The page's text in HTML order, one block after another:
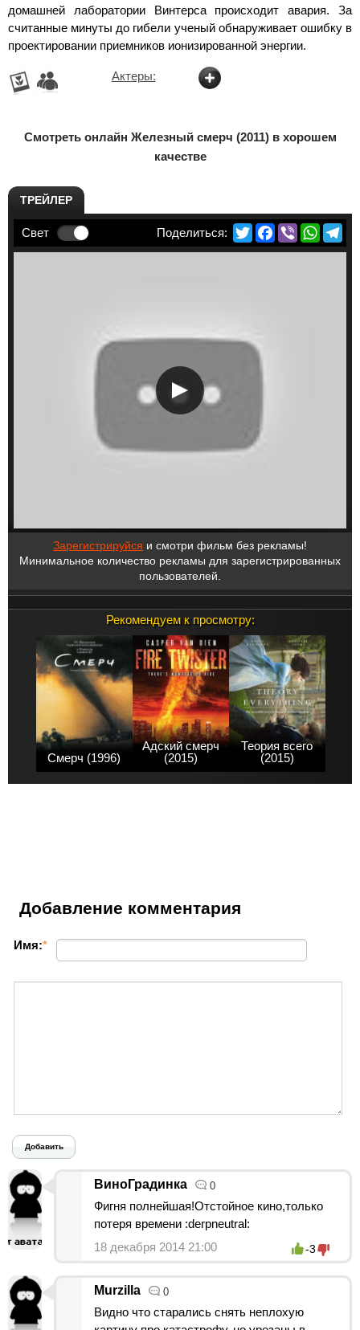
домашней лаборатории Винтерса происходит авария. За
считанные минуты до гибели ученый обнаруживает ошибку в
проектировании приемников ионизированной энергии.
Актеры:
Смотреть онлайн Железный смерч (2011) в хорошем
качестве
ТРЕЙЛЕР
Свет TwitterFacebook
Viber
Зарегистрируйся и смотри фильм без рекламы!
Минимальное количество рекламы для зарегистрированных
пользователей.
Рекомендуем к просмотру:
Смерч (1996)
Адский смерч
(2015)
Теория всего
(2015)
Добавление комментария
Имя:*
Добавить
ВиноГрадинка 0
Фигня полнейшая!Отстойное кино,только
потеря времени :derpneutral:
18 декабря 2014 21:00
-3
Murzilla 0
Видно что старались снять неплохую